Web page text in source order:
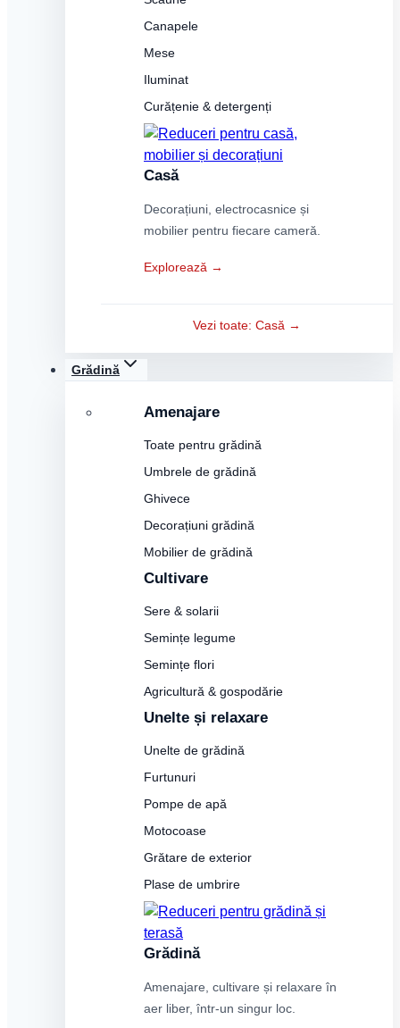
Canapele
Mese
Iluminat
Curățenie & detergenți
Casă
Decorațiuni, electrocasnice și
mobilier pentru fiecare cameră.
Explorează →
Vezi toate: Casă →
Grădină
Amenajare
Toate pentru grădină
Umbrele de grădină
Ghivece
Decorațiuni grădină
Mobilier de grădină
Cultivare
Sere & solarii
Semințe legume
Semințe flori
Agricultură & gospodărie
Unelte și relaxare
Unelte de grădină
Furtunuri
Pompe de apă
Motocoase
Grătare de exterior
Plase de umbrire
Grădină
Amenajare, cultivare și relaxare în
aer liber, într-un singur loc.